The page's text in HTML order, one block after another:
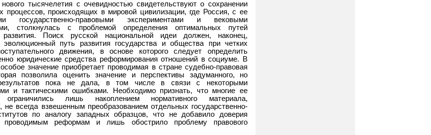
тысячелетия с очевидностью свидетельствуют о сохранении
процессов, происходящих в мировой цивилизации, где Россия, с ее
государственно-правовыми экспериментами и вековыми
столкнулась с проблемой определения оптимальных путей
развития. Поиск русской национальной идеи должен, наконец,
эволюционный путь развития государства и общества при четких
движения, в основе которого следует определить
юридические средства реформирования отношений в социуме. В
значение приобретает проводимая в стране судебно-правовая
позволила оценить значение и перспективы задуманного, но
пока не дала, в том числе в связи с некоторыми
и тактическими ошибками. Необходимо признать, что многие ее
ограничились лишь накоплением нормативного материала,
не всегда взвешенным преобразованием отдельных государственно-
по аналогу западных образцов, что не добавило доверия
проводимым реформам и лишь обострило проблему правового